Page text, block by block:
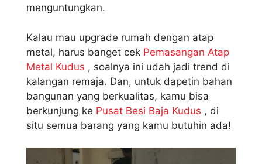
menguntungkan.
Kalau mau upgrade rumah dengan atap
metal, harus banget cek Pemasangan Atap
Metal Kudus , soalnya ini udah jadi trend di
kalangan remaja. Dan, untuk dapetin bahan
bangunan yang berkualitas, kamu bisa
berkunjung ke Pusat Besi Baja Kudus , di
situ semua barang yang kamu butuhin ada!